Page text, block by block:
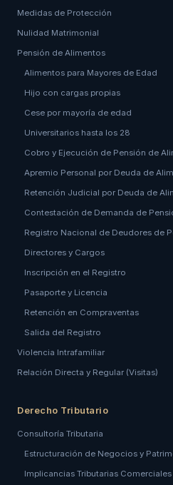
Medidas de Protección
Nulidad Matrimonial
Pensión de Alimentos
Alimentos para Mayores de Edad
Hijo con cargas propias
Cese por mayoría de edad
Universitarios hasta los 28
Cobro y Ejecución de Pensión de
Apremio Personal por Deuda de
Retención Judicial por Deuda de
Contestación de Demanda de
Registro Nacional de Deudores de
Directores y Cargos
Inscripción en el Registro
Pasaporte y Licencia
Retención en Compraventas
Salida del Registro
Violencia Intrafamiliar
Relación Directa y Regular (Visitas)
Derecho Tributario
Consultoría Tributaria
Estructuración de Negocios y
Implicancias Tributarias Comerciales